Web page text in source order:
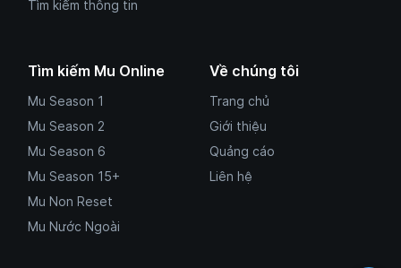
Tìm kiếm thông tin
Tìm kiếm Mu Online
Mu Season 1
Mu Season 2
Mu Season 6
Mu Season 15+
Mu Non Reset
Mu Nước Ngoài
Về chúng tôi
Trang chủ
Giới thiệu
Quảng cáo
Liên hệ